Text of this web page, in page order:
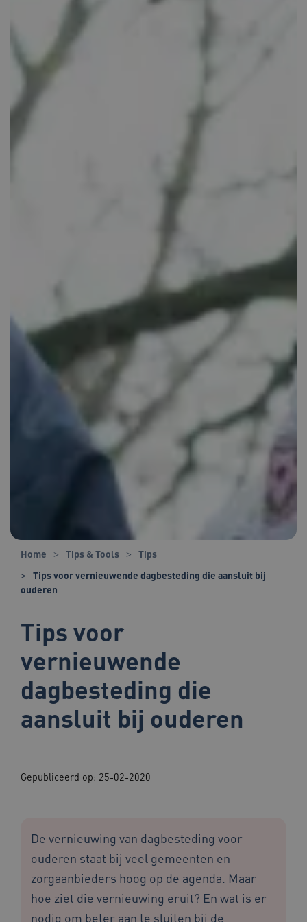
Home Tips & Tools
Tips
Tips voor vernieuwende dagbesteding die aansluit bij
ouderen
Tips voor
vernieuwende
dagbesteding die
aansluit bij ouderen
Gepubliceerd op: 25-02-2020
De vernieuwing van dagbesteding voor
ouderen staat bij veel gemeenten en
zorgaanbieders hoog op de agenda. Maar
hoe ziet die vernieuwing eruit? En wat is er
nodig om beter aan te sluiten bij de